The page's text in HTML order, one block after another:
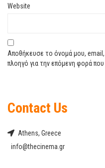
Website
Αποθήκευσε το όνομά μου,
πλοηγό για την επόμενη φορά
Contact Us
Athens, Greece
info@thecinema.gr